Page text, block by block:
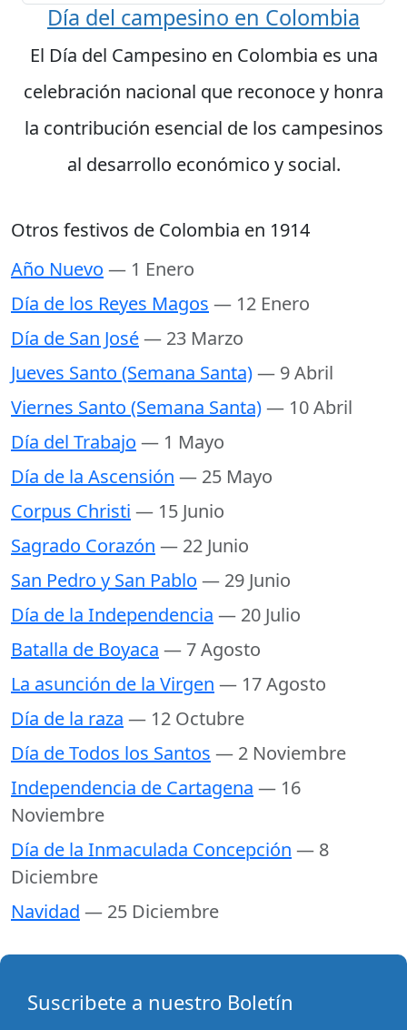
Día del campesino en Colombia
El Día del Campesino en Colombia es una
celebración nacional que reconoce y honra
la contribución esencial de los campesinos
al desarrollo económico y social.
Otros festivos de Colombia en 1914
Año Nuevo — 1 Enero
Día de los Reyes Magos — 12 Enero
Día de San José— 23 Marzo
Jueves Santo (Semana Santa)— 9 Abril
Viernes Santo (Semana Santa)— 10 Abril
Día del Trabajo — 1 Mayo
Día de la Ascensión — 25 Mayo
Corpus Christi — 15 Junio
Sagrado Corazón — 22 Junio
San Pedro y San Pablo — 29 Junio
Día de la Independencia — 20 Julio
Batalla de Boyaca — 7 Agosto
La asunción de la Virgen — 17 Agosto
Día de la raza — 12 Octubre
Día de Todos los Santos — 2 Noviembre
Independencia de Cartagena — 16
Noviembre
Día de la Inmaculada Concepción — 8
Diciembre
Navidad — 25 Diciembre
Suscribete a nuestro Boletín